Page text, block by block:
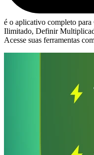
é o aplicativo completo para
Ilimitado, Definir
Acesse suas ferramentas